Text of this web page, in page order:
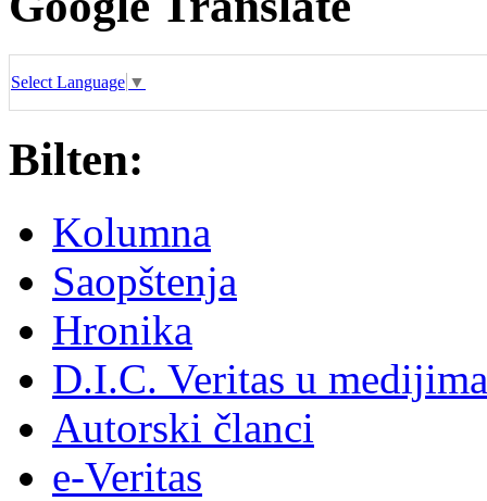
Select Language ▼
Bilten:
Kolumna
Saopštenja
Hronika
D.I.C. Veritas u medijima
Autorski članci
e-Veritas